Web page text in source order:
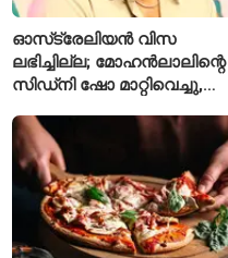
ഓസ്‌ട്രേലിയൻ വിസ
ലഭിച്ചില്ല; മോഹൻലാലിന്റെ
സിഡ്‌നി ഷോ മാറ്റിവെച്ചു,
ചോദിച്ച് താരം